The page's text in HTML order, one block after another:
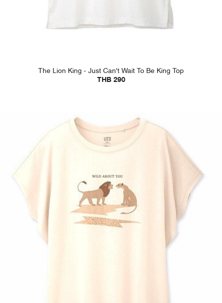
The Lion King - Just Can't Wait To Be King Top
THB 290